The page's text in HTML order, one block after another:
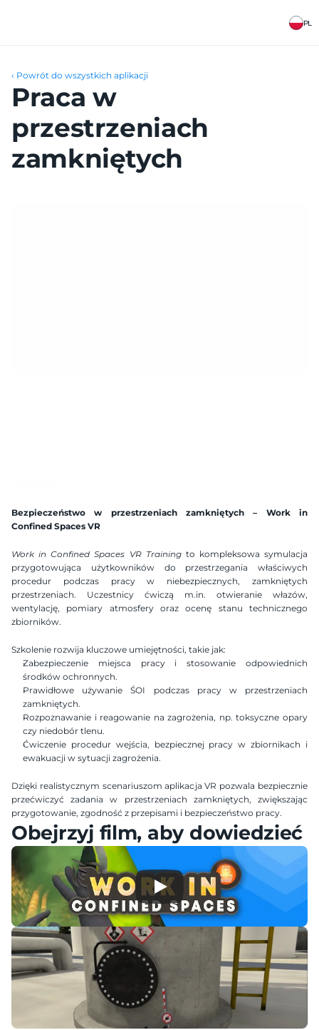
PL
‹ Powrót do wszystkich aplikacji
Praca w
przestrzeniach
zamkniętych
Polish English German Spanish
Bezpieczeństwo w przestrzeniach zamkniętych – Work in
Confined Spaces VR
Work in Confined Spaces VR Training to kompleksowa symulacja
przygotowująca użytkowników do przestrzegania właściwych
procedur podczas pracy w niebezpiecznych, zamkniętych
przestrzeniach. Uczestnicy ćwiczą m.in. otwieranie włazów,
wentylację, pomiary atmosfery oraz ocenę stanu technicznego
zbiorników.
Szkolenie rozwija kluczowe umiejętności, takie jak:
Zabezpieczenie miejsca pracy i stosowanie odpowiednich
środków ochronnych.
Prawidłowe używanie ŚOI podczas pracy w przestrzeniach
zamkniętych.
Rozpoznawanie i reagowanie na zagrożenia, np. toksyczne opary
czy niedobór tlenu.
Ćwiczenie procedur wejścia, bezpiecznej pracy w zbiornikach i
ewakuacji w sytuacji zagrożenia.
Dzięki realistycznym scenariuszom aplikacja VR pozwala bezpiecznie
przećwiczyć zadania w przestrzeniach zamkniętych, zwiększając
przygotowanie, zgodność z przepisami i bezpieczeństwo pracy.
Obejrzyj film, aby dowiedzieć